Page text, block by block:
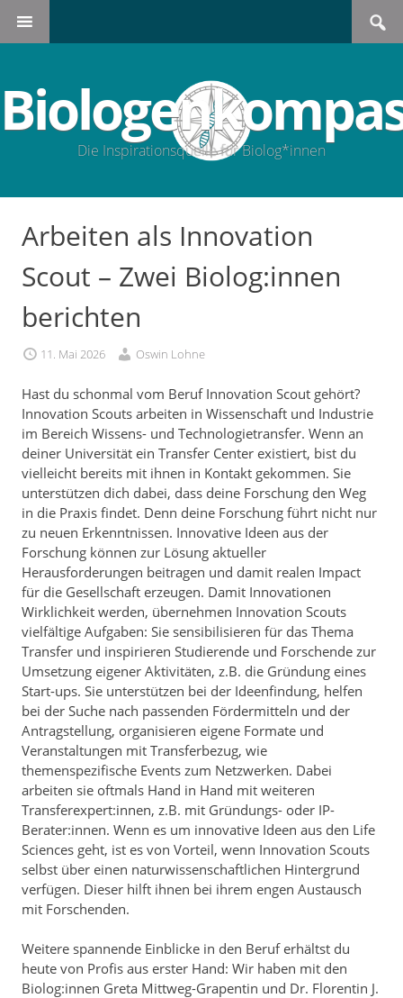
Search
for:
SKIP
Die Inspirationsquelle für Biolog*innen
Arbeiten als Innovation
Scout – Zwei Biolog:innen
berichten
11. Mai 2026 Oswin Lohne
Hast du schonmal vom Beruf Innovation Scout gehört?
Innovation Scouts arbeiten in Wissenschaft und Industrie
im Bereich Wissens- und Technologietransfer. Wenn an
deiner Universität ein Transfer Center existiert, bist du
vielleicht bereits mit ihnen in Kontakt gekommen. Sie
unterstützen dich dabei, dass deine Forschung den Weg
in die Praxis findet. Denn deine Forschung führt nicht nur
zu neuen Erkenntnissen. Innovative Ideen aus der
Forschung können zur Lösung aktueller
Herausforderungen beitragen und damit realen Impact
für die Gesellschaft erzeugen. Damit Innovationen
Wirklichkeit werden, übernehmen Innovation Scouts
vielfältige Aufgaben: Sie sensibilisieren für das Thema
Transfer und inspirieren Studierende und Forschende zur
Umsetzung eigener Aktivitäten, z.B. die Gründung eines
Start-ups. Sie unterstützen bei der Ideenfindung, helfen
bei der Suche nach passenden Fördermitteln und der
Antragstellung, organisieren eigene Formate und
Veranstaltungen mit Transferbezug, wie
themenspezifische Events zum Netzwerken. Dabei
arbeiten sie oftmals Hand in Hand mit weiteren
Transferexpert:innen, z.B. mit Gründungs- oder IP-
Berater:innen. Wenn es um innovative Ideen aus den Life
Sciences geht, ist es von Vorteil, wenn Innovation Scouts
selbst über einen naturwissenschaftlichen Hintergrund
verfügen. Dieser hilft ihnen bei ihrem engen Austausch
mit Forschenden.
Weitere spannende Einblicke in den Beruf erhältst du
heute von Profis aus erster Hand: Wir haben mit den
Biolog:innen Greta Mittweg-Grapentin und Dr. Florentin J.